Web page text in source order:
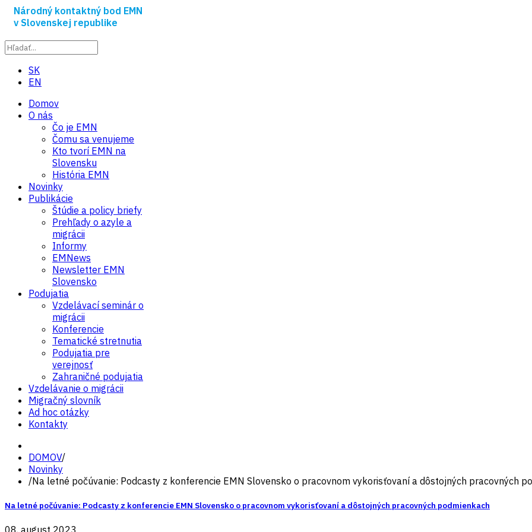
Národný kontaktný bod EMN
v Slovenskej republike
SK
EN
Domov
O nás
Čo je EMN
Čomu sa venujeme
Kto tvorí EMN na
Slovensku
História EMN
Novinky
Publikácie
Štúdie a policy briefy
Prehľady o azyle a
migrácii
Informy
EMNews
Newsletter EMN
Slovensko
Podujatia
Vzdelávací seminár o
migrácii
Konferencie
Tematické stretnutia
Podujatia pre
verejnosť
Zahraničné podujatia
Vzdelávanie o migrácii
Migračný slovník
Ad hoc otázky
Kontakty
DOMOV/
Novinky
/Na letné počúvanie: Podcasty z konferencie EMN Slovensko o pracovnom vykorisťovaní a dôstojných pracovných
Na letné počúvanie: Podcasty z konferencie EMN Slovensko o pracovnom vykorisťovaní a dôstojných pracovných podmienkach